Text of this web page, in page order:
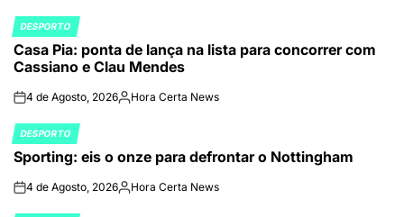
POSTED
IN
DESPORTO
Casa Pia: ponta de lança na lista para concorrer com
Cassiano e Clau Mendes
on4 de Agosto, 2026Publicado
Hora Certa News
POSTED
IN
DESPORTO
Sporting: eis o onze para defrontar o Nottingham
on4 de Agosto, 2026Publicado
Hora Certa News